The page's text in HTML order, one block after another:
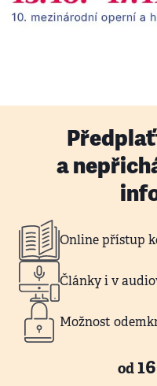
a
Online přístup
Články i v
Možnost
od